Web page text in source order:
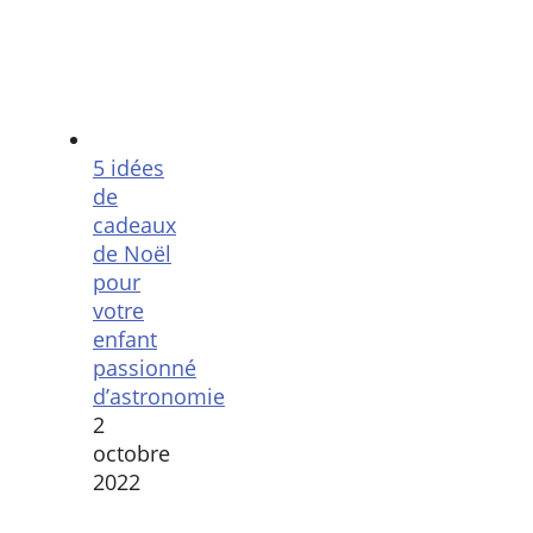
5 idées
de
cadeaux
de Noël
pour
votre
enfant
passionné
d’astronomie
2
octobre
2022